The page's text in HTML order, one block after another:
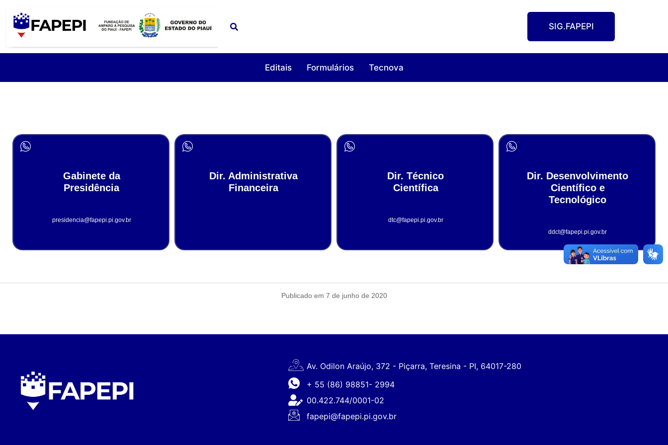
SIG.FAPEPI
Editais Formulários Tecnova
Gabinete da
Presidência
presidencia@fapepi.pi.gov.br
Dir. Administrativa
Financeira
Dir. Técnico
Científica
dtc@fapepi.pi.gov.br
Dir. Desenvolvimento
Científico e
Tecnológico
ddct@fapepi.pi.gov.br
Publicado em 7 de junho de 2020
Av. Odilon Araújo, 372 - Piçarra, Teresina - PI, 64017-280
+ 55 (86) 98851- 2994
00.422.744/0001-02
fapepi@fapepi.pi.gov.br